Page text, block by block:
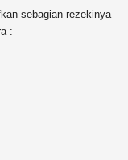
sebagian rezekinya
: